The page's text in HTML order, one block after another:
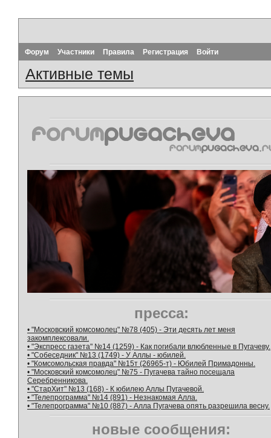
Форум Участники Правила Регистрация Войти
Активные темы
пресса:
• "Московский комсомолец" №78 (405) - Эти десять лет меня
закомплексовали.
• "Экспресс газета" №14 (1259) - Как погибали влюбленные в Пугачеву.
• "Собеседник" №13 (1749) - У Аллы - юбилей.
• "Комсомольская правда" №15т (26965-т) - Юбилей Примадонны.
• "Московский комсомолец" №75 - Пугачева тайно посещала
Серебренникова.
• "СтарХит" №13 (168) - К юбилею Аллы Пугачевой.
• "Телепрограмма" №14 (891) - Незнакомая Алла.
• "Телепрограмма" №10 (887) - Алла Пугачева опять разрешила весну.
новые сообщения: